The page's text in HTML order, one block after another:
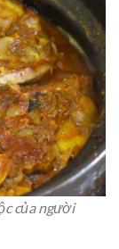
của người